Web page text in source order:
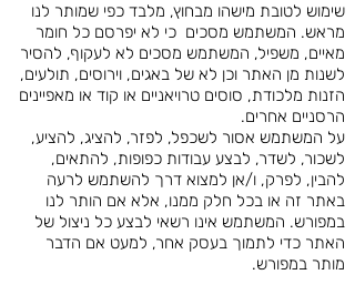
שימוש לטובת מישהו מבחוץ, מלבד כפי שמותר לנו
מראש. המשתמש מסכים כי לא יפרסם כל חומר
מאיים, משפיל, המשתמש מסכים לא לעקוף, להסיר
לשנות מן האתר וכן לא של באגים, וירוסים, תולעים,
הזנות מלכודת, סוסים טרויאניים או קוד או מאפיינים
הרסניים אחרים.
על המשתמש אסור לשכפל, לפזר, להציג, להציע,
לשכור, לשדר, לבצע עבודות כפופות, להתאים,
להבין, לפרק, ו/אן למצוא דרך להשתמש לרעה
באתר זה או בכל חלק ממנו, אלא אם הותר לנו
במפורש. המשתמש אינו רשאי לבצע כל ניצול של
האתר כדי לתמוך בעסק אחר, למעט אם הדבר
מותר במפורש.